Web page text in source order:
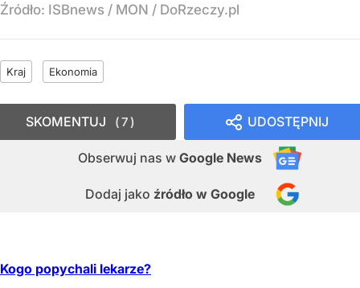
Źródło: ISBnews / MON / DoRzeczy.pl
Kraj Ekonomia
UDOSTĘPNIJ
Obserwuj nas w Google News
Dodaj jako źródło w Google
SKOMENTUJ 7
Kogo popychali lekarze?